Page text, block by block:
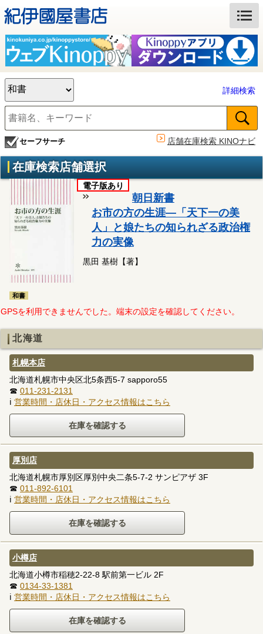
詳細検索
セーフサーチ 店舗在庫検索 KINOナビ
在庫検索店舗選択
和書
電子版あり
朝日新書
お市の方の生涯―「天下一の美
人」と娘たちの知られざる政治権
力の実像
黒田 基樹【著】
GPSを利用できませんでした。端末の設定を確認してください。
北海道
札幌本店
北海道札幌市中央区北5条西5-7 sapporo55
☎ 011-231-2131
ℹ 営業時間・店休日・アクセス情報はこちら
厚別店
北海道札幌市厚別区厚別中央二条5-7-2 サンピアザ 3F
☎ 011-892-6101
ℹ 営業時間・店休日・アクセス情報はこちら
小樽店
北海道小樽市稲穂2-22-8 駅前第一ビル 2F
☎ 0134-33-1381
ℹ 営業時間・店休日・アクセス情報はこちら